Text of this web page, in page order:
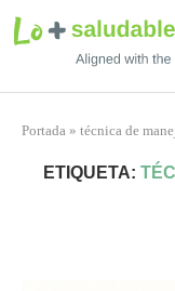
Portada » técnica de
ETIQUETA: